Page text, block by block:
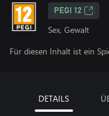
PEGI 12
Sex, Gewalt
Für diesen Inhalt ist ein
DETAILS